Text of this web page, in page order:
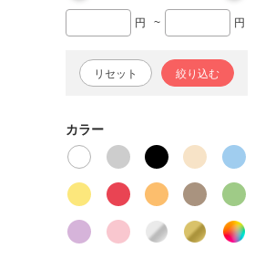
円 ~ 円
リセット 絞り込む
カラー